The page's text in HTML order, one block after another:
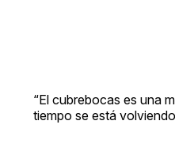
“El cubrebocas es una
tiempo se está